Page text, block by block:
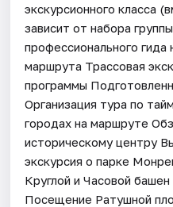
экскурсионного класса
зависит от набора
профессионального гида
маршрута Трассовая
программы
Организация тура по
городах на маршруте
историческому центру
экскурсия о парке
Круглой и Часовой
Посещение Ратушной